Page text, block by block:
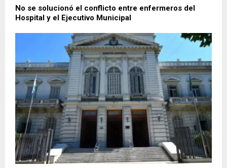
No se solucionó el conflicto entre enfermeros del
Hospital y el Ejecutivo Municipal